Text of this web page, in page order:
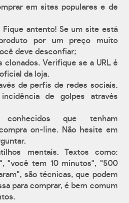
em sites populares e de
Fique antento! Se um site está
por um preço muito
deve desconfiar;
clonados. Verifique se a URL é
da loja.
de perfis de redes sociais.
de golpes através
conhecidos que tenham
on-line. Não hesite em
mentais. Textos como:
"você tem 10 minutos", "500
são técnicas, que podem
para comprar, é bem comum